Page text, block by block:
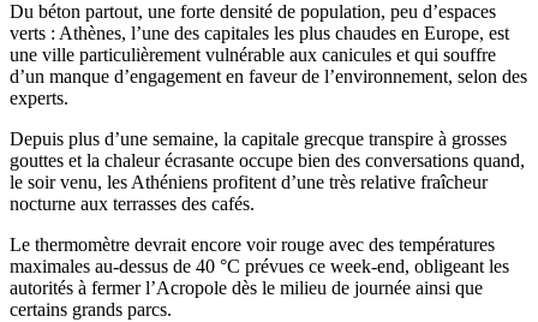
Du béton partout, une forte densité de population, peu d’espaces
verts : Athènes, l’une des capitales les plus chaudes en Europe, est
une ville particulièrement vulnérable aux canicules et qui souffre
d’un manque d’engagement en faveur de l’environnement, selon des
experts.
Depuis plus d’une semaine, la capitale grecque transpire à grosses
gouttes et la chaleur écrasante occupe bien des conversations quand,
le soir venu, les Athéniens profitent d’une très relative fraîcheur
nocturne aux terrasses des cafés.
Le thermomètre devrait encore voir rouge avec des températures
maximales au-dessus de 40 °C prévues ce week-end, obligeant les
autorités à fermer l’Acropole dès le milieu de journée ainsi que
certains grands parcs.